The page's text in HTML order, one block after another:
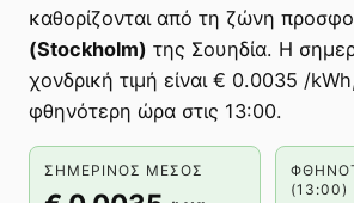
καθορίζονται από τη ζώνη
(Stockholm) της Σουηδία. Η
χονδρική τιμή είναι € 0.0035 /
φθηνότερη ώρα στις 13:00.
ΣΗΜΕΡΙΝΌΣ ΜΈΣΟΣ
(13:00)